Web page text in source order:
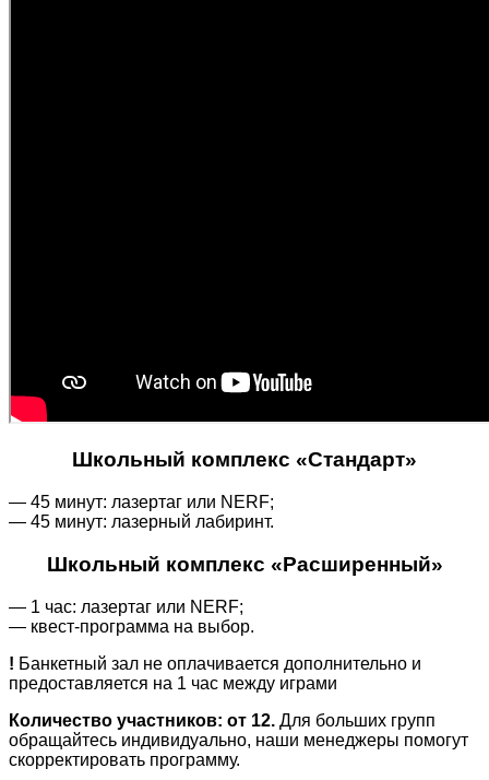
Школьный комплекс «Стандарт»
— 45 минут: лазертаг или NERF;
— 45 минут: лазерный лабиринт.
Школьный комплекс «Расширенный»
— 1 час: лазертаг или NERF;
— квест-программа на выбор.
! Банкетный зал не оплачивается дополнительно и
предоставляется на 1 час между играми
Количество участников: от 12. Для больших групп
обращайтесь индивидуально, наши менеджеры помогут
скорректировать программу.